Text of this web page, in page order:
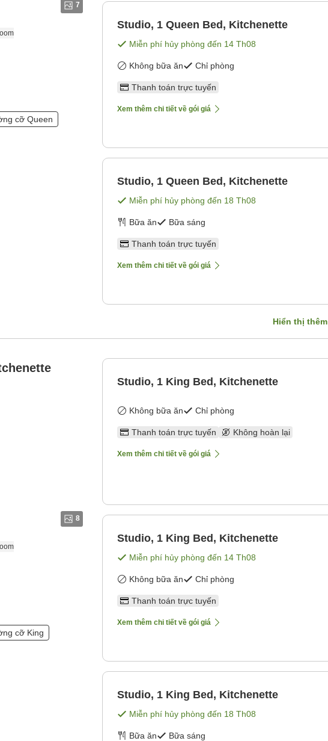
7
cỡ Queen
Studio, 1 Queen Bed, Kitchenette
Miễn phí hủy phòng đến 14 Th08
Không bữa ăn Chỉ phòng
Thanh toán trực tuyến
Xem thêm chi tiết về gói giá
Studio, 1 Queen Bed, Kitchenette
Miễn phí hủy phòng đến 18 Th08
Bữa ăn Bữa sáng
Thanh toán trực tuyến
Xem thêm chi tiết về gói giá
Hiển thị thêm
8
cỡ King
Studio, 1 King Bed, Kitchenette
Không bữa ăn Chỉ phòng
Thanh toán trực tuyến Không hoàn lại
Xem thêm chi tiết về gói giá
Studio, 1 King Bed, Kitchenette
Miễn phí hủy phòng đến 14 Th08
Không bữa ăn Chỉ phòng
Thanh toán trực tuyến
Xem thêm chi tiết về gói giá
Studio, 1 King Bed, Kitchenette
Miễn phí hủy phòng đến 18 Th08
Bữa ăn Bữa sáng